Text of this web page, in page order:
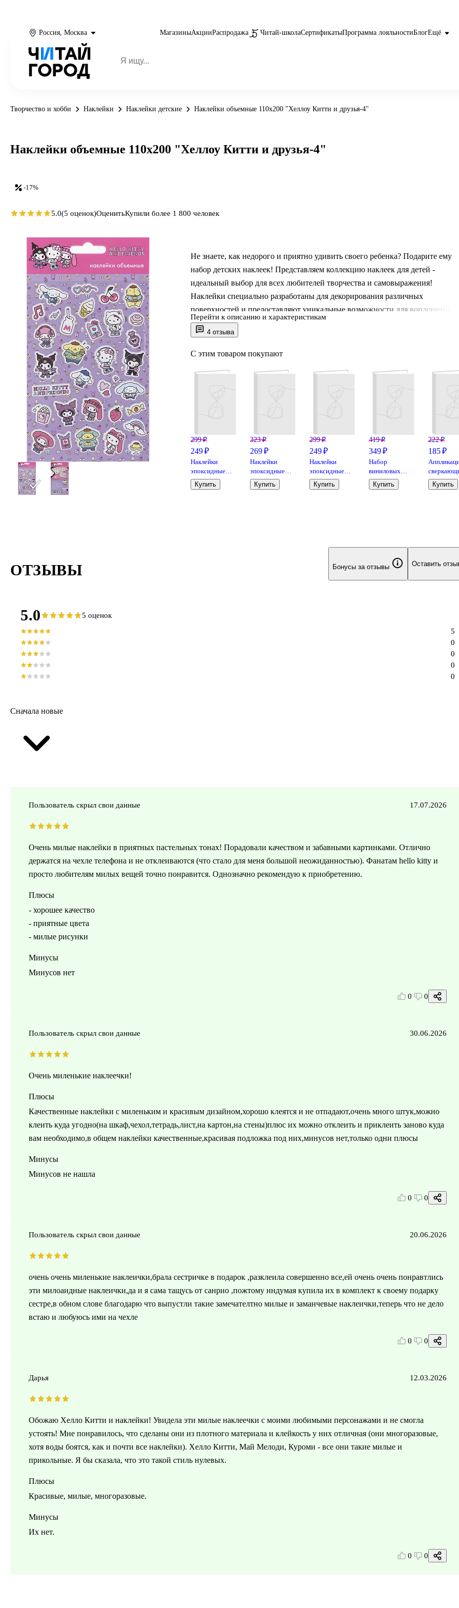
Россия, Москва МагазиныАкцииРаспродажа Читай-школаСертификатыПрограмма лояльностиБлогЕщё
Творчество и хобби Наклейки Наклейки детские Наклейки объемные 110х200 "Хеллоу Китти и друзья-4"
4 отзыва
Не знаете, как недорого и приятно удивить своего ребенка? Подарите ему
набор детских наклеек! Представляем коллекцию наклеек для детей -
идеальный выбор для всех любителей творчества и самовыражения!
Наклейки специально разработаны для декорирования различных
поверхностей и предоставляют уникальные возможности для воплощения
творческих идей. В наших наборах есть пленочные наклейки, наклейки-тату,
3d наклейки, объемные наклейки. Комплектацию каждого набор смотрите в
фотографиях. Пленочные наклейки изготовлены из высококачественной
обеспечивает долговечность и стойкость к истиранию. Благодаря этому,
Перейти к описанию и характеристикам
С этим товаром покупают
299 ₽
249 ₽
Наклейки
эпоксидные
110х200 (Hello
Kitty and friends
Купить
323 ₽
269 ₽
Наклейки
эпоксидные
"Hello Kitty and
Friends"
Купить
299 ₽
249 ₽
Наклейки
эпоксидные
110х200
(Куроми)
Купить
419 ₽
349 ₽
Набор
виниловых
наклеек "Хеллоу
Китти"
Купить
222 ₽
185 ₽
песком
(17х23)
Купить
-17%
Наклейки объемные 110х200 "Хеллоу Китти и друзья-4"
5.0(5 оценок)ОценитьКупили более 1 800 человек
ОТЗЫВЫ Бонусы за отзывы Оставить
5.0 5 оценок
0
0
0
0
5
Сначала новые
Пользователь скрыл свои данные 17.07.2026
Очень милые наклейки в приятных пастельных тонах! Порадовали качеством и забавными картинками. Отлично
держатся на чехле телефона и не отклеиваются (что стало для меня большой неожиданностью). Фанатам hello kitty и
просто любителям милых вещей точно понравится. Однозначно рекомендую к приобретению.
Плюсы
- хорошее качество
- приятные цвета
- милые рисунки
Минусы
Минусов нет
0 0
Пользователь скрыл свои данные 30.06.2026
Очень миленькие наклеечки!
Плюсы
Качественные наклейки с миленьким и красивым дизайном,хорошо клеятся и не отпадают,очень много штук,можно
клеить куда угодно(на шкаф,чехол,тетрадь,лист,на картон,на стены)плюс их можно отклеить и приклеить заново куда
вам необходимо,в общем наклейки качественные,красивая подложка под них,минусов нет,только одни плюсы
Минусы
Минусов не нашла
0 0
Пользователь скрыл свои данные 20.06.2026
очень очень миленькие наклеички,брала сестричке в подарок ,разклеила совершенно все,ей очень очень понравтлись
эти милоаидные наклеички,да и я сама тащусь от санрио ,пожтому нндумая купила их в комплект к своему подарку
сестре,в обном слове благодарю что выпустли такие замечателтно милые и заманчевые наклеички,теперь что не дело
встаю и любуюсь ими на чехле
0 0
Дарья 12.03.2026
Обожаю Хелло Китти и наклейки! Увидела эти милые наклеечки с моими любимыми персонажами и не смогла
устоять! Мне понравилось, что сделаны они из плотного материала и клейкость у них отличная (они многоразовые,
хотя воды боятся, как и почти все наклейки). Хелло Китти, Май Мелоди, Куроми - все они такие милые и
прикольные. Я бы сказала, что это такой стиль нулевых.
Плюсы
Красивые, милые, многоразовые.
Минусы
Их нет.
0 0